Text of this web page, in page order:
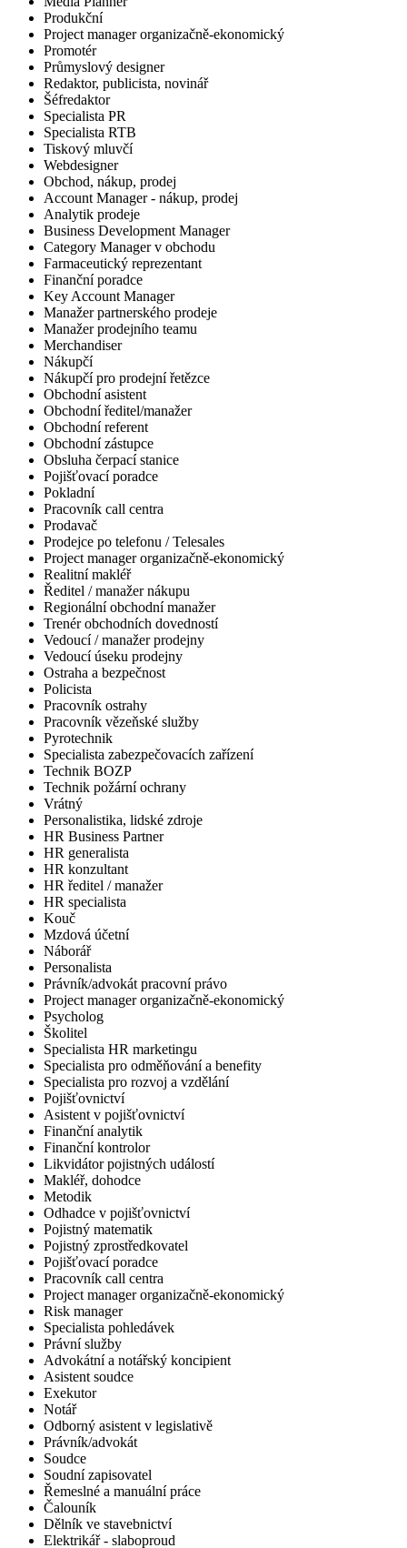
Produkční
Project manager organizačně-ekonomický
Promotér
Průmyslový designer
Redaktor, publicista, novinář
Šéfredaktor
Specialista PR
Specialista RTB
Tiskový mluvčí
Webdesigner
Obchod, nákup, prodej
Account Manager - nákup, prodej
Analytik prodeje
Business Development Manager
Category Manager v obchodu
Farmaceutický reprezentant
Finanční poradce
Key Account Manager
Manažer partnerského prodeje
Manažer prodejního teamu
Merchandiser
Nákupčí
Nákupčí pro prodejní řetězce
Obchodní asistent
Obchodní ředitel/manažer
Obchodní referent
Obchodní zástupce
Obsluha čerpací stanice
Pojišťovací poradce
Pokladní
Pracovník call centra
Prodavač
Prodejce po telefonu / Telesales
Project manager organizačně-ekonomický
Realitní makléř
Ředitel / manažer nákupu
Regionální obchodní manažer
Trenér obchodních dovedností
Vedoucí / manažer prodejny
Vedoucí úseku prodejny
Ostraha a bezpečnost
Policista
Pracovník ostrahy
Pracovník vězeňské služby
Pyrotechnik
Specialista zabezpečovacích zařízení
Technik BOZP
Technik požární ochrany
Vrátný
Personalistika, lidské zdroje
HR Business Partner
HR generalista
HR konzultant
HR ředitel / manažer
HR specialista
Kouč
Mzdová účetní
Náborář
Personalista
Právník/advokát pracovní právo
Project manager organizačně-ekonomický
Psycholog
Školitel
Specialista HR marketingu
Specialista pro odměňování a benefity
Specialista pro rozvoj a vzdělání
Pojišťovnictví
Asistent v pojišťovnictví
Finanční analytik
Finanční kontrolor
Likvidátor pojistných událostí
Makléř, dohodce
Metodik
Odhadce v pojišťovnictví
Pojistný matematik
Pojistný zprostředkovatel
Pojišťovací poradce
Pracovník call centra
Project manager organizačně-ekonomický
Risk manager
Specialista pohledávek
Právní služby
Advokátní a notářský koncipient
Asistent soudce
Exekutor
Notář
Odborný asistent v legislativě
Právník/advokát
Soudce
Soudní zapisovatel
Řemeslné a manuální práce
Čalouník
Dělník ve stavebnictví
Elektrikář - slaboproud